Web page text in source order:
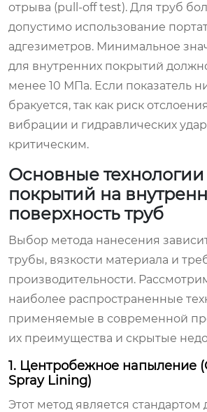
отрыва (pull-off test). Для труб
допустимо использование
адгезиметров. Минимальное
для внутренних покрытий
менее 10 МПа. Если показатель
бракуется, так как риск
вибрации и гидравлических
критическим.
Основные
покрытий на
поверхность труб
Выбор метода нанесения
трубы, вязкости материала и
производительности.
наиболее распространенные
применяемые в современной
их преимущества и скрытые
1. Центробежное напыление
Spray Lining)
Этот метод является стандартом